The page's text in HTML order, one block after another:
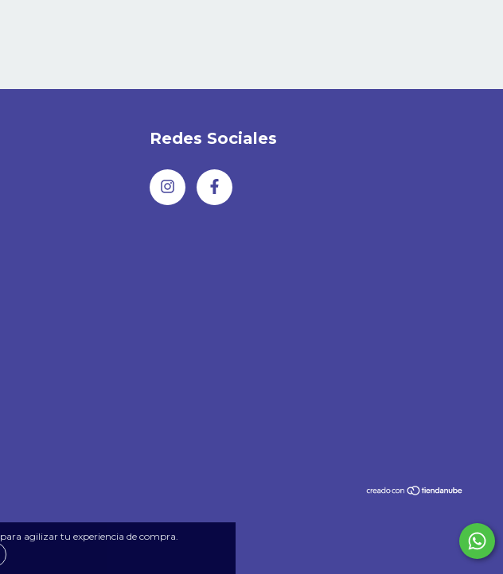
para agilizar tu experiencia de compra.
Redes Sociales